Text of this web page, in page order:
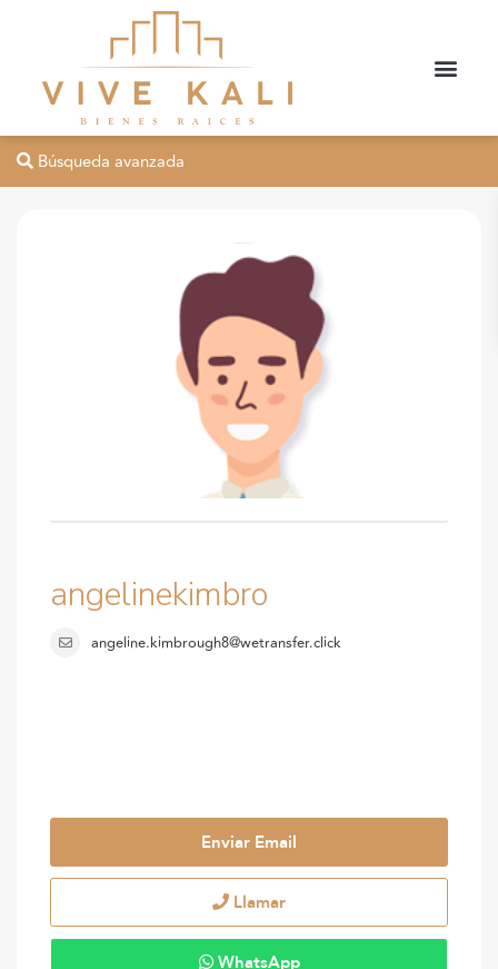
Búsqueda avanzada
angelinekimbro
angeline.kimbrough8@wetransfer.click
Enviar Email
Llamar
WhatsApp